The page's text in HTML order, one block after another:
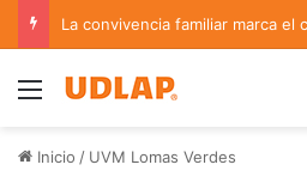
Menu
Inicio / UVM Lomas Verdes